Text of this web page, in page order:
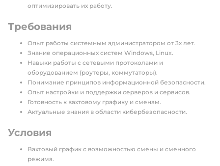
оптимизировать их работу.
Требования
Опыт работы системным администратором от 3х лет.
Знание операционных систем Windows, Linux.
Навыки работы с сетевыми протоколами и
оборудованием (роутеры, коммутаторы).
Понимание принципов информационной безопасности.
Опыт настройки и поддержки серверов и сервисов.
Готовность к вахтовому графику и сменам.
Актуальные знания в области кибербезопасности.
Условия
Вахтовый график с возможностью смены и сменного
режима.